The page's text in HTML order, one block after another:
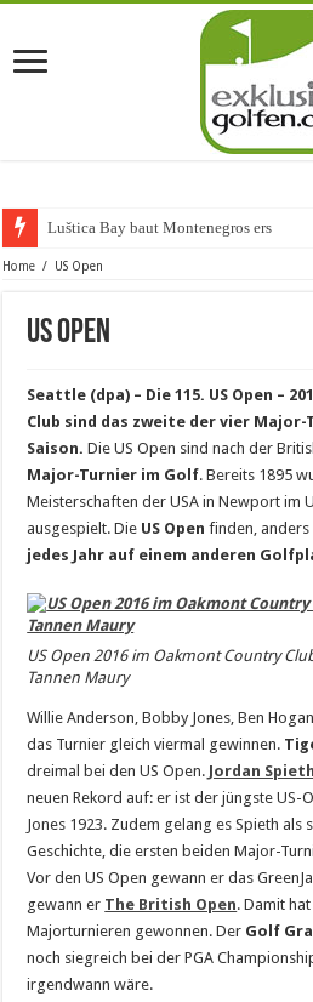
Luštica Bay baut Montenegros erste Golf
Home / US Open
US Open
Seattle (dpa) – Die 115. US Open –
Club sind das zweite der vier
Saison.Die US Open sind nach der
Major-Turnier im Golf. Bereits 1895
Meisterschaften der USA in Newport im
ausgespielt. Die US Open finden, anders
jedes Jahr auf einem anderen
US Open 2016 im Oakmont Country
Tannen Maury
Willie Anderson, Bobby Jones, Ben
das Turnier gleich viermal gewinnen.
dreimal bei den US Open. Jordan Spieth
neuen Rekord auf: er ist der jüngste US-
Jones 1923. Zudem gelang es Spieth als
Geschichte, die ersten beiden Major-
Vor den US Open gewann er das
gewann er The British Open. Damit
Majorturnieren gewonnen. Der Golf
noch siegreich bei der PGA
irgendwann wäre.